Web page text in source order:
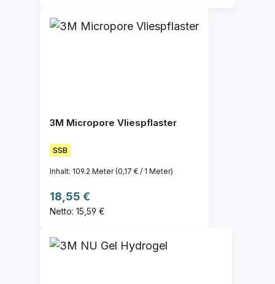
3M Micropore Vliespflaster
SSB
Inhalt: 109.2 Meter(0,17 € / 1 Meter)
Regulärer Preis:
18,55 €
Netto: 15,59 €